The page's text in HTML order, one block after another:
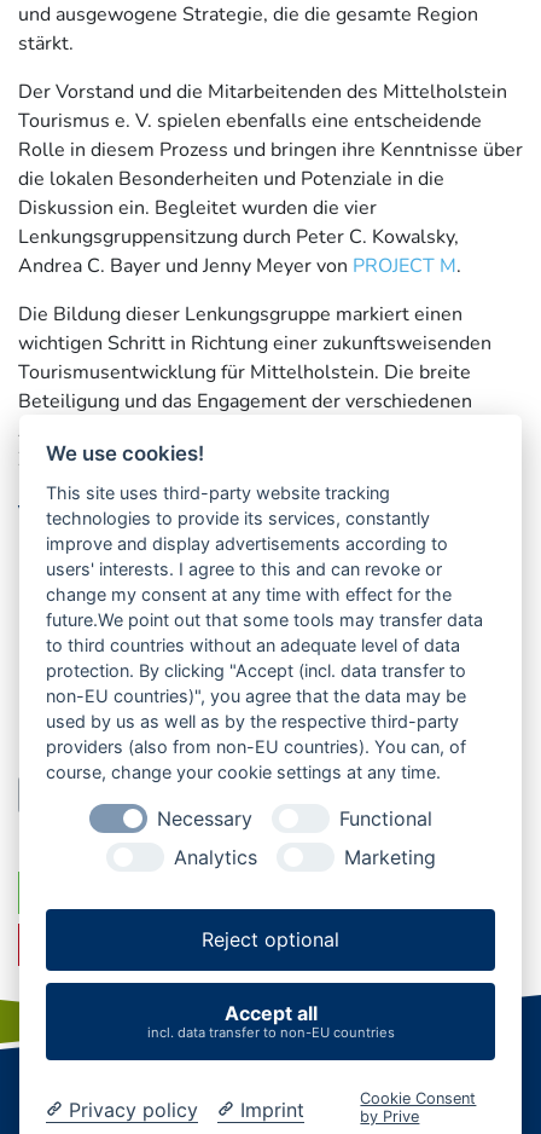
und ausgewogene Strategie, die die gesamte Region
stärkt.
Der Vorstand und die Mitarbeitenden des Mittelholstein
Tourismus e. V. spielen ebenfalls eine entscheidende
Rolle in diesem Prozess und bringen ihre Kenntnisse über
die lokalen Besonderheiten und Potenziale in die
Diskussion ein. Begleitet wurden die vier
Lenkungsgruppensitzung durch Peter C. Kowalsky,
Andrea C. Bayer und Jenny Meyer von PROJECT M.
Die Bildung dieser Lenkungsgruppe markiert einen
wichtigen Schritt in Richtung einer zukunftsweisenden
Tourismusentwicklung für Mittelholstein. Die breite
Beteiligung und das Engagement der verschiedenen
Akteure versprechen eine erfolgreiche und nachhaltige
Zukunft für den Tourismus in der Region.
Verwandte Nachrichten
15.06.2023 Online-Befragung stößt auf reges
Interesse in Mittelholstein
28.04.2023
Expertengespräche im Rahmen des
Tourismusentwicklungskonzeptes Mittelholstein
24.03.2023
Erfolgreiche Online-Befragung der
Partner gibt Einblick in die Zukunft des Tourismus
02.01.2023
Tourismusentwicklung in
Mittelholstein: Partizipatives Konzept für
nachhaltiges Wachstum
Datenschutz| Impressum| Cookies verwalten
We use cookies!
This site uses third-party website tracking
technologies to provide its services, constantly
improve and display advertisements according to
users' interests. I agree to this and can revoke or
change my consent at any time with effect for the
future.We point out that some tools may transfer data
to third countries without an adequate level of data
protection. By clicking "Accept (incl. data transfer to
non-EU countries)", you agree that the data may be
used by us as well as by the respective third-party
providers (also from non-EU countries). You can, of
course, change your cookie settings at any time.
Necessary
Functional
Analytics
Marketing
Reject optional
Accept all
incl. data transfer to non-EU countries
Privacy policy
Imprint
Cookie Consent
by Prive